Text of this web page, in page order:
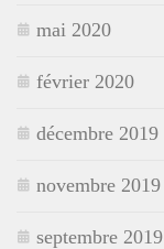
mai 2020
février 2020
décembre 2019
novembre 2019
septembre 2019